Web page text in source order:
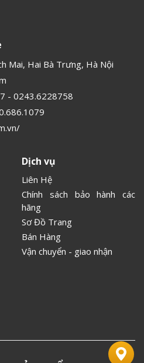
Mai, Hai Bà Trưng, Hà Nội
- 0243.6228758
Dịch vụ
Liên Hệ
Chính sách bảo hành các
hãng
Sơ Đồ Trang
Bán Hàng
Vận chuyển - giao nhận